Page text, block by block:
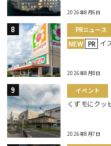
2026年8月6日
PRニュース
NEW PR イ
2026年8月8日
イベント
くずモにクッ
2026年8月7日